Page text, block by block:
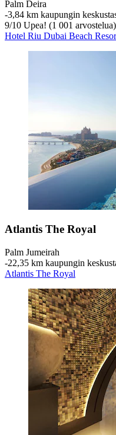
Palm Deira
‐3,84 km kaupungin
9/10 Upea! (1 001 arvostelua)
Hotel Riu Dubai Beach
Atlantis The Royal
Palm Jumeirah
‐22,35 km kaupungin
Atlantis The Royal